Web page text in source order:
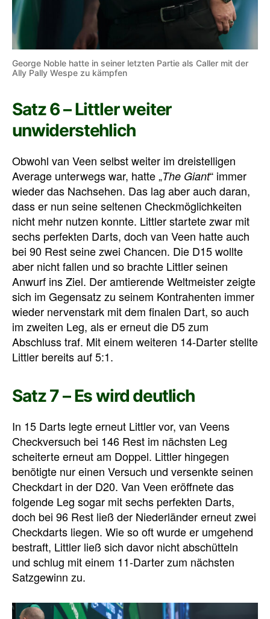
George Noble hatte in seiner letzten Partie als Caller mit der
Ally Pally Wespe zu kämpfen
Satz 6 – Littler weiter
unwiderstehlich
Obwohl van Veen selbst weiter im dreistelligen
Average unterwegs war, hatte „The Giant“ immer
wieder das Nachsehen. Das lag aber auch daran,
dass er nun seine seltenen Checkmöglichkeiten
nicht mehr nutzen konnte. Littler startete zwar mit
sechs perfekten Darts, doch van Veen hatte auch
bei 90 Rest seine zwei Chancen. Die D15 wollte
aber nicht fallen und so brachte Littler seinen
Anwurf ins Ziel. Der amtierende Weltmeister zeigte
sich im Gegensatz zu seinem Kontrahenten immer
wieder nervenstark mit dem finalen Dart, so auch
im zweiten Leg, als er erneut die D5 zum
Abschluss traf. Mit einem weiteren 14-Darter stellte
Littler bereits auf 5:1.
Satz 7 – Es wird deutlich
In 15 Darts legte erneut Littler vor, van Veens
Checkversuch bei 146 Rest im nächsten Leg
scheiterte erneut am Doppel. Littler hingegen
benötigte nur einen Versuch und versenkte seinen
Checkdart in der D20. Van Veen eröffnete das
folgende Leg sogar mit sechs perfekten Darts,
doch bei 96 Rest ließ der Niederländer erneut zwei
Checkdarts liegen. Wie so oft wurde er umgehend
bestraft, Littler ließ sich davor nicht abschütteln
und schlug mit einem 11-Darter zum nächsten
Satzgewinn zu.